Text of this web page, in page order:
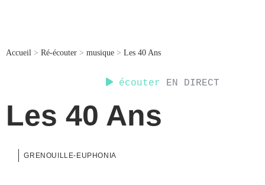
écouter EN DIRECT
Accueil > Ré-écouter > musique > Les 40 Ans
Les 40 Ans
GRENOUILLE-EUPHONIA